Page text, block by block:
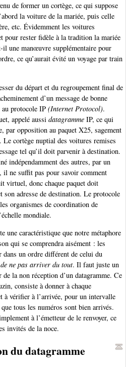
de former un cortège, ce qui suppose
la voiture de la mariée, puis celle
etc. Évidemment les voitures
pour rester fidèle à la tradition la mariée
une manœuvre supplémentaire pour
ce qu’aurait évité un voyage par train
du départ et du regroupement final de
d’un message de bonne
protocole IP (Internet Protocol).
appelé aussi datagramme IP, ce qui
par opposition au paquet X25, sagement
cortège nuptial des voitures remises
tel qu’il doit parvenir à destination.
indépendamment des autres, par un
ne suffit pas pour savoir comment
virtuel, donc chaque paquet doit
son adresse de destination. Le protocole
organismes de coordination de
mondiale.
une caractéristique que notre métaphore
qui se comprendra aisément : les
dans un ordre différent de celui du
ne pas arriver du tout. Il faut juste un
la non réception d’un datagramme. Ce
consiste à donner à chaque
à vérifier à l’arrivée, pour un intervalle
tous les numéros sont bien arrivés.
à l’émetteur de le renvoyer, ce
invités de la noce.
du datagramme